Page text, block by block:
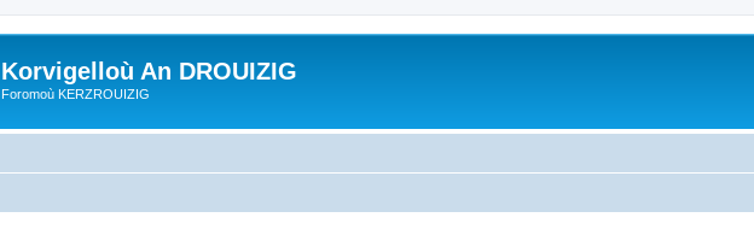
Korvigelloù An DROUIZIG
Foromoù KERZROUIZIG